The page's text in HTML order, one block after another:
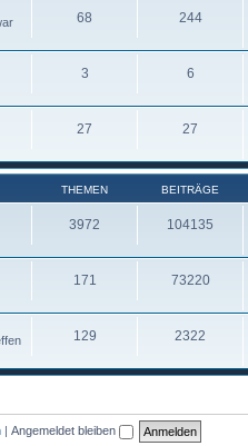
68 244
3 6
27 27
THEMEN BEITRÄGE
3972 104135
171 73220
129 2322
| Angemeldet bleiben